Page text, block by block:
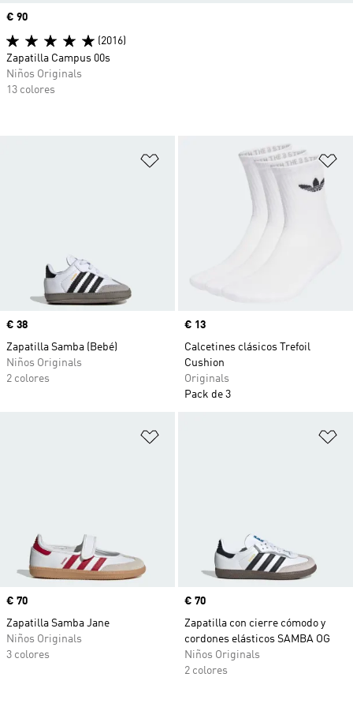
Añadir a la lista de deseos
Precio
€ 38
Zapatilla Samba (Bebé)
Niños Originals
2 colores
Precio
€ 13
Calcetines clásicos Trefoil
Cushion
Originals
Pack de 3
Precio
€ 70
Zapatilla Samba Jane
Niños Originals
3 colores
Precio
€ 70
Zapatilla con cierre cómodo y
cordones elásticos SAMBA OG
Niños Originals
2 colores
Precio
€ 90
(2016)
Zapatilla Campus 00s
Niños Originals
13 colores